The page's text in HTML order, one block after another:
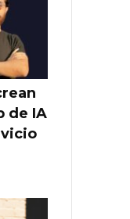
de IA